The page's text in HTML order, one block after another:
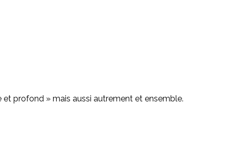
et profond » mais aussi autrement et ensemble.